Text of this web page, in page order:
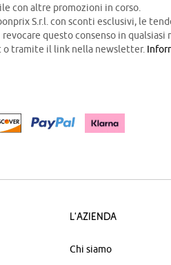
con altre promozioni in corso.
S.r.l. con sconti esclusivi, le
questo consenso in qualsiasi
o tramite il link nella newsletter.
L'azienda
Chi siamo